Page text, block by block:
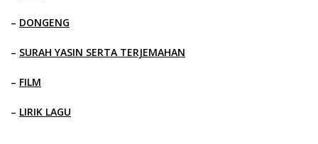
– DONGENG
– SURAH YASIN SERTA TERJEMAHAN
– FILM
– LIRIK LAGU